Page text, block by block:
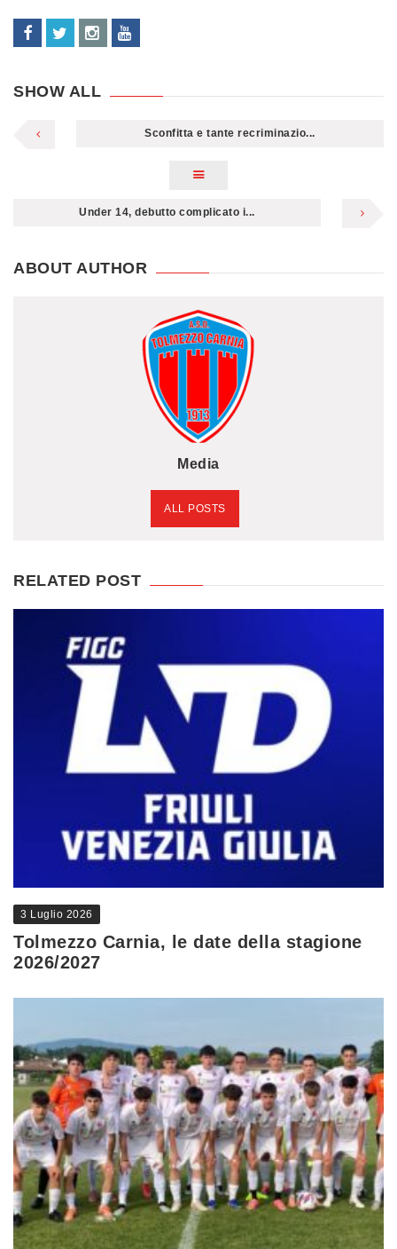
SHOW ALL
Sconfitta e tante recriminazio...
Under 14, debutto complicato i...
ABOUT AUTHOR
Media
ALL POSTS
RELATED POST
3 Luglio 2026
Tolmezzo Carnia, le date della stagione
2026/2027